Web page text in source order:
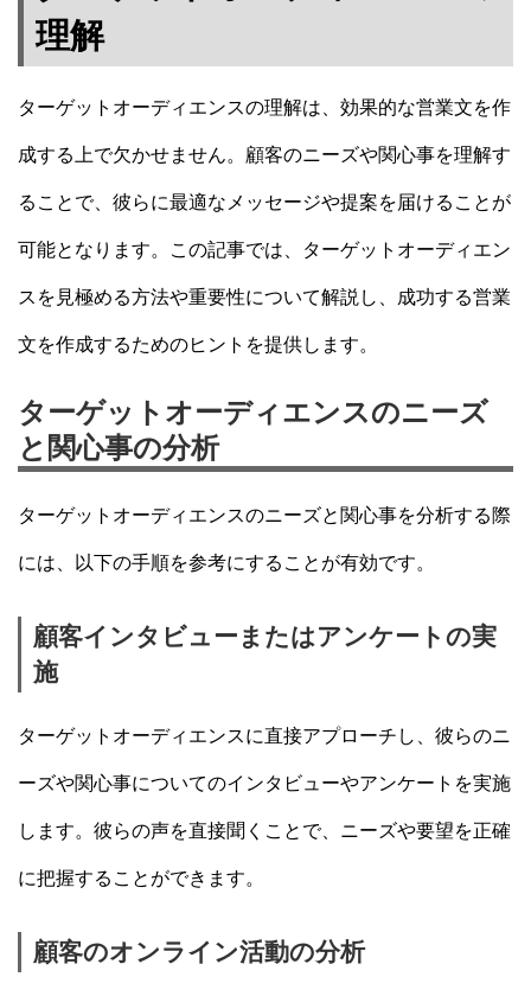
理解
ターゲットオーディエンスの理解は、効果的な営業文を作
成する上で欠かせません。顧客のニーズや関心事を理解す
ることで、彼らに最適なメッセージや提案を届けることが
可能となります。この記事では、ターゲットオーディエン
スを見極める方法や重要性について解説し、成功する営業
文を作成するためのヒントを提供します。
ターゲットオーディエンスのニーズ
と関心事の分析
ターゲットオーディエンスのニーズと関心事を分析する際
には、以下の手順を参考にすることが有効です。
顧客インタビューまたはアンケートの実
施
ターゲットオーディエンスに直接アプローチし、彼らのニ
ーズや関心事についてのインタビューやアンケートを実施
します。彼らの声を直接聞くことで、ニーズや要望を正確
に把握することができます。
顧客のオンライン活動の分析